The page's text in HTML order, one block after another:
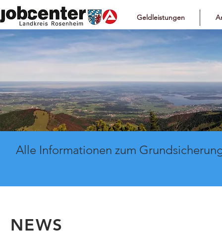
Geldleistungen
Alle Informationen zum
NEWS